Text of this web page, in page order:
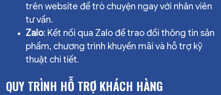
trên website để trò chuyện ngay với nhân viên
tư vấn.
Zalo: Kết nối qua Zalo để trao đổi thông tin sản
phẩm, chương trình khuyến mãi và hỗ trợ kỹ
thuật chi tiết.
QUY TRÌNH HỖ TRỢ KHÁCH HÀNG